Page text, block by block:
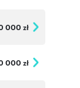
000 zł
000 zł